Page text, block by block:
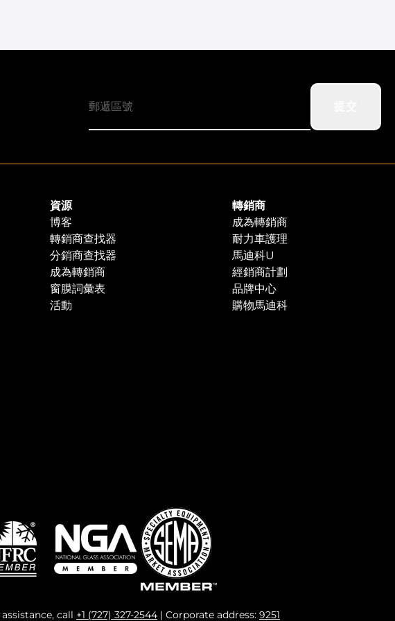
資源
博客
轉銷商查找器
分銷商查找器
成為轉銷商
窗膜詞彙表
活動
轉銷商
成為轉銷商
耐力車護理
馬迪科U
經銷商計劃
品牌中心
購物馬迪科
assistance, call +1 (727) 327-2544 | Corporate address: 9251